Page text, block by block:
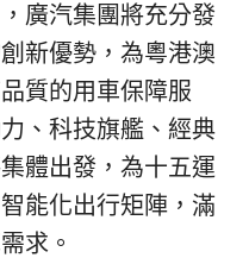
廣汽集團將充分發
新優勢，為粵港澳
質的用車保障服
、科技旗艦、經典
體出發，為十五運
能化出行矩陣，滿
求。